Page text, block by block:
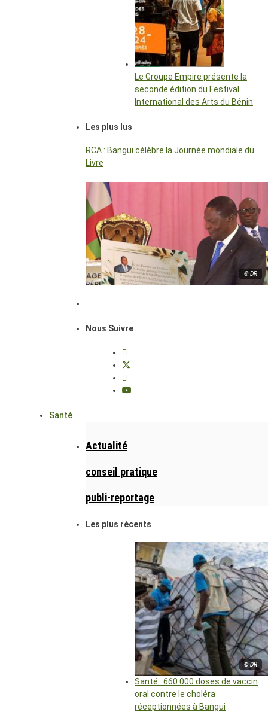
Le Groupe Empire présente la
seconde édition du Festival
International des Arts du Bénin
Les plus lus
RCA : Bangui célèbre la Journée mondiale du
Livre
© DR
Nous Suivre
Santé
Actualité
conseil pratique
publi-reportage
Les plus récents
© DR
Santé : 660 000 doses de vaccin
oral contre le choléra
réceptionnées à Bangui